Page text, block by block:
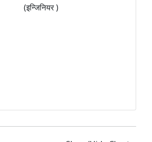
(इन्जिनियर )